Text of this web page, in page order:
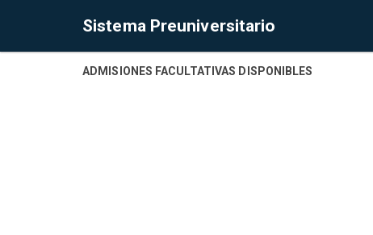
Sistema Preuniversitario
ADMISIONES FACULTATIVAS DISPONIBLES